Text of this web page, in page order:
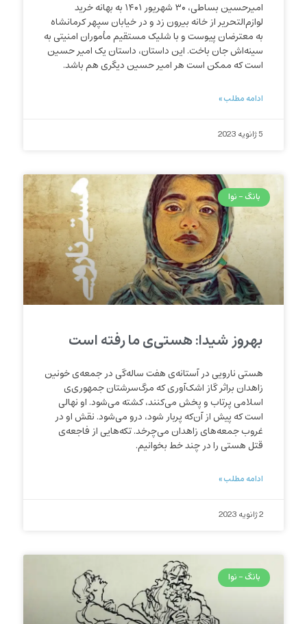
امیرحسین بساطی، ۳۰ شهریور ۱۴۰۱ به بهانه خرید
لوازم‌التحریر از خانه بیرون زد و در خیابان سپهر کرمانشاه
به معترضان پیوست و با شلیک مستقیم مأموران امنیتی به
سینه‌اش جان باخت. این داستان، داستان یک امیر حسین
است که ممکن است هر امیر حسین دیگری هم باشد.
ادامه مطلب »
5 ژانویه 2023
بانگ - نوا
بهروز شیدا: هستی‌ی ما رفته است
هستی نارویی در آستانه‌ی هفت ساله‌گی در جمعه‌ی خونین
زاهدان براثر گاز اشک‌آوری که مرگ‌سرشتان جمهوری‌ی
اسلامی پرتاب و پخش می‌کنند، کشته می‌شود. او نهالی
است که پیش از آن‌که پربار شود، درو می‌شود. نقش او در
غروب جمعه‌های زاهدان می‌چرخد. تکه‌هایی از فاجعه‌ی
قتل هستی را در چند خط بخوانیم.
ادامه مطلب »
2 ژانویه 2023
بانگ - نوا